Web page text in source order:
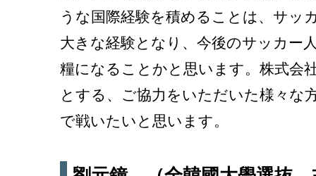
うな国際経験を積めることは、サッ
大きな経験となり、今後のサッカー
糧になることかと思います。株式会
とする、ご協力をいただいた様々な
で戦いたいと思います。